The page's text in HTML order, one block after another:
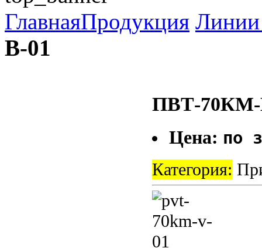
ГлавнаяПродукция Линии
В-01
ПВТ-70КМ-
Цена: по
Категория: